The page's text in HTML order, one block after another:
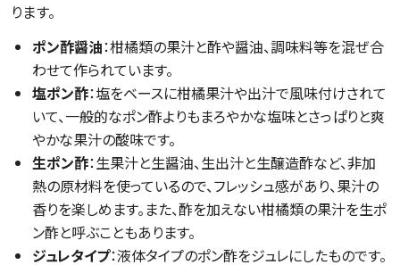
ります。
ポン酢醤油：柑橘類の果汁と酢や醤油、調味料等を混ぜ合
わせて作られています。
塩ポン酢：塩をベースに柑橘果汁や出汁で風味付けされて
いて、一般的なポン酢よりもまろやかな塩味とさっぱりと爽
やかな果汁の酸味です。
生ポン酢：生果汁と生醤油、生出汁と生醸造酢など、非加
熱の原材料を使っているので、フレッシュ感があり、果汁の
香りを楽しめます。また、酢を加えない柑橘類の果汁を生ポ
ン酢と呼ぶこともあります。
ジュレタイプ：液体タイプのポン酢をジュレにしたものです。